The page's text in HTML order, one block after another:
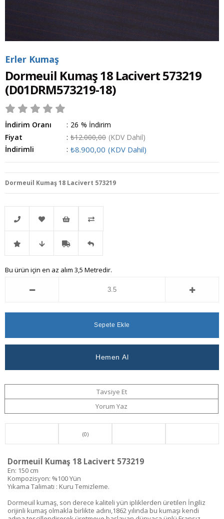
Erler Kumaş
Dormeuil Kumaş 18 Lacivert 573219
(D01DRM573219-18)
İndirim Oranı : %
26
İndirim
Fiyat
: ₺12.000,00 (KDV Dahil)
İndirimli
: ₺8.900,00 (KDV Dahil)
Dormeuil Kumaş 18 Lacivert 573219
Telefonla
Sipariş
Favorilere
Ekle
İstek
Listeme
Karşılaştır
İndirimli Fiyat
Ver
Kargo Gelince
Bu ürün için en az alım 3,5 Metredir.
Tavsiye Et
Yorum Yaz
(0)
Dormeuil Kumaş 18 Lacivert 573219
En: 150 cm
Kompozisyon: %100 Yün
Yıkama Talimatı : Kuru Temizleme.
Dormeuil kumaş, son derece kaliteli yün ipliklerden üretilen İngiliz
orijinli kumaş olmakla birlikte adını,1862 yılında bu kumaşı kendi